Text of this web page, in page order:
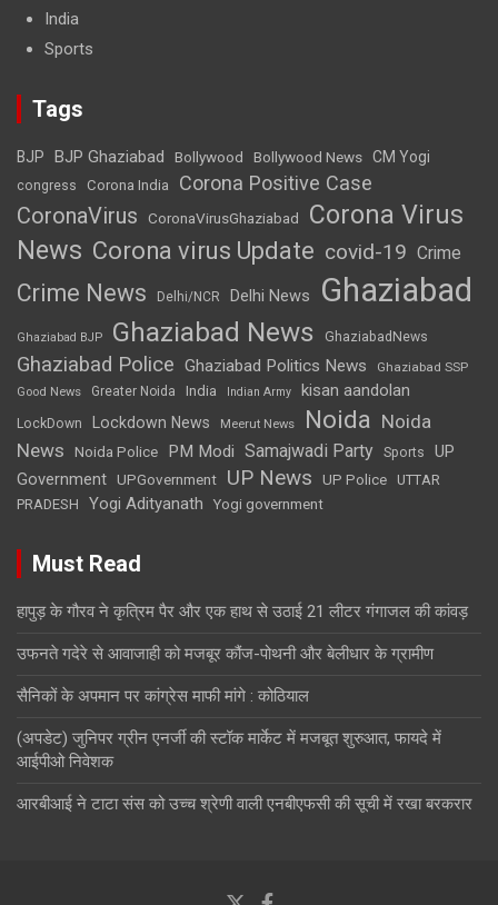
India
Sports
Tags
BJP BJP Ghaziabad Bollywood Bollywood News CM Yogi
congress Corona India Corona Positive Case
CoronaVirus CoronaVirusGhaziabad
Corona Virus
News Corona virus Update covid-19 Crime
Crime News Delhi/NCR Delhi News Ghaziabad
Ghaziabad BJP Ghaziabad News GhaziabadNews
Ghaziabad Police Ghaziabad Politics News Ghaziabad SSP
Good News Greater Noida India Indian Army kisan aandolan
LockDown Lockdown News Meerut News Noida Noida
News
Noida Police PM Modi Samajwadi Party Sports
UP
Government UPGovernment UP News UP Police
UTTAR
PRADESH
Yogi Adityanath Yogi government
Must Read
हापुड़ के गौरव ने कृत्रिम पैर और एक हाथ से उठाई 21 लीटर गंगाजल की कांवड़
उफनते गदेरे से आवाजाही को मजबूर कौंज-पोथनी और बेलीधार के ग्रामीण
सैनिकों के अपमान पर कांग्रेस माफी मांगे : कोठियाल
(अपडेट) जुनिपर ग्रीन एनर्जी की स्टॉक मार्केट में मजबूत शुरुआत, फायदे में
आईपीओ निवेशक
आरबीआई ने टाटा संस को उच्च श्रेणी वाली एनबीएफसी की सूची में रखा बरकरार